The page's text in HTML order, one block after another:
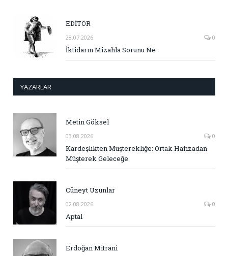
EDİTÖR
28.07.2026 0
İktidarın Mizahla Sorunu Ne
YAZARLAR
Metin Göksel
03.08.2026 0
Kardeşlikten Müşterekliğe: Ortak Hafızadan
Müşterek Geleceğe
Cüneyt Uzunlar
02.08.2026 0
Aptal
Erdoğan Mitrani